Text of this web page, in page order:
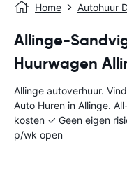
Home Autohuur
Allinge-Sandvig
Huurwagen
Allinge autoverhuur.
Auto Huren in Allinge.
kosten ✓ Geen eigen
p/wk open